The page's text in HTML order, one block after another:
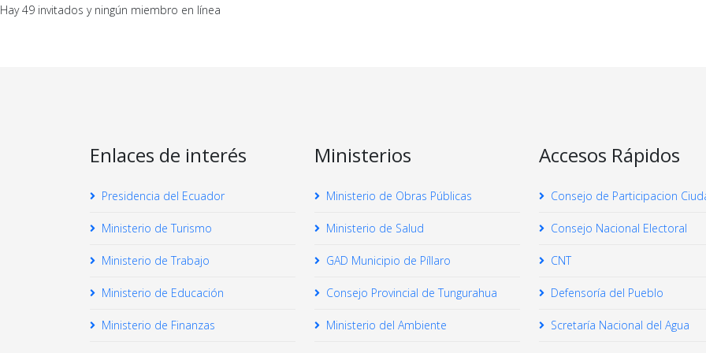
Hay 49 invitados y ningún miembro en línea
Enlaces de interés
Presidencia del Ecuador
Ministerio de Turismo
Ministerio de Trabajo
Ministerio de Educación
Ministerio de Finanzas
Ministerios
Ministerio de Obras Públicas
Ministerio de Salud
GAD Municipio de Píllaro
Consejo Provincial de Tungurahua
Ministerio del Ambiente
Accesos Rápidos
Consejo de Participacion
Consejo Nacional Electoral
CNT
Defensoría del Pueblo
Scretaría Nacional del Agua